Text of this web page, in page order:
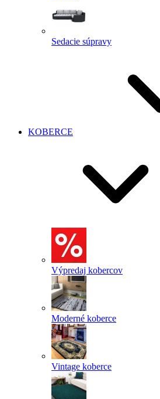
Sedacie súpravy
KOBERCE
Výpredaj kobercov
Moderné koberce
Vintage koberce